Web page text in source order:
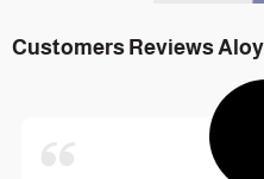
Customers Reviews